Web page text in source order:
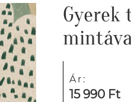
Gyerek
Ár:
15 990 Ft